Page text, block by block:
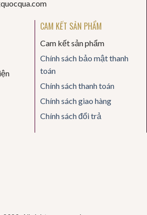
CAM KẾT SẢN PHẨM
Cam kết sản phẩm
Chính sách bảo mật thanh
toán
Chính sách thanh toán
Chính sách giao hàng
Chính sách đổi trả